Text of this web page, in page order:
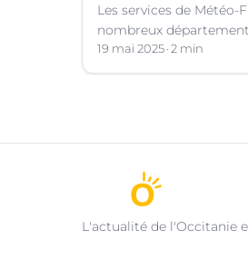
Les services de Météo-
nombreux
vigilance orange pour
19 mai 2025 2 min
L'actualité de l'Occitanie